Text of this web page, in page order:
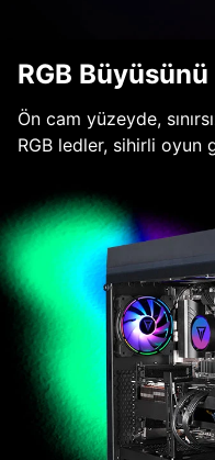
RGB Büyüsünü
Ön cam yüzeyde,
RGB ledler, sihirli oyun